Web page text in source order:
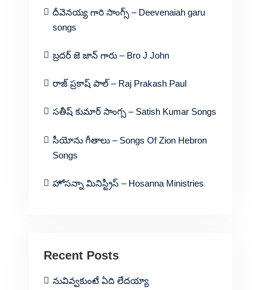
దీవెనయ్య గారి సాంగ్స్ – Deevenaiah garu
songs
బ్రదర్ జె జాన్ గారు – Bro J John
రాజ్ ప్రకాష్ పాల్ – Raj Prakash Paul
సతీష్ కుమార్ సాంగ్స – Satish Kumar Songs
సీయోను గీతాలు – Songs Of Zion Hebron
Songs
హోసన్నా మినిస్ట్రీస్ – Hosanna Ministries
Recent Posts
నువివ్వకుంటే ఏది లేదయ్యా